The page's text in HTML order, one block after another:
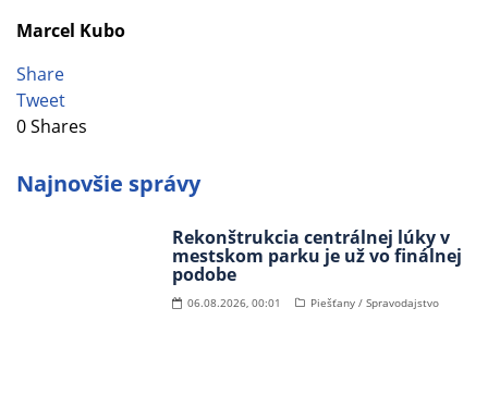
Marcel Kubo
Share
Tweet
0Shares
Najnovšie správy
Rekonštrukcia centrálnej lúky v
mestskom parku je už vo finálnej
podobe
06.08.2026, 00:01 Piešťany / Spravodajstvo